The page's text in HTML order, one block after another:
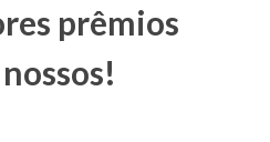
prêmios